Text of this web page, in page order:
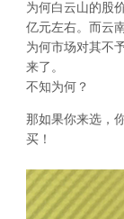
为何白云山的股
亿元左右。而云
为何市场对其不
来了。
不知为何？
那如果你来选，
买！